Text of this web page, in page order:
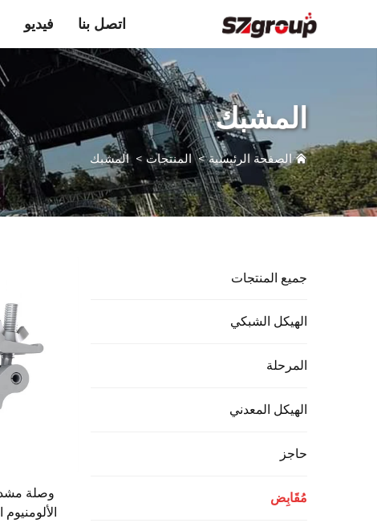
فيديو اتصل بنا
المشبك
الصفحة الرئيسية>المنتجات >المشبك
جميع المنتجات
الهيكل الشبكي
المرحلة
الهيكل المعدني
حاجز
مُقَابِض
وصلة